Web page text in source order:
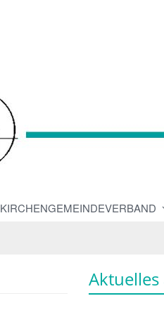
KIRCHENGEMEINDEVERBAND
Aktuelles